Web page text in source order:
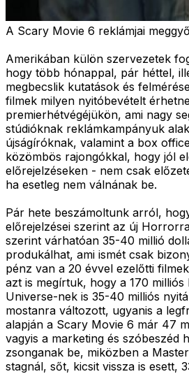
A Scary Movie 6 reklámjai
Amerikában külön szervezetek
hogy több hónappal, pár héttel,
megbecslik kutatások és
filmek milyen nyitóbevételt
premierhétvégéjükön, ami nagy
stúdióknak reklámkampányuk
újságíróknak, valamint a box
közömbös rajongókkal, hogy jól
előrejelzéseken - nem csak
ha esetleg nem válnának be.
Pár hete beszámoltunk arról,
előrejelzései szerint az új
szerint várhatóan 35-40 millió
produkálhat, ami ismét csak
pénz van a 20 évvel ezelőtti
azt is megírtuk, hogy a 170
Universe-nek is 35-40 milliós
mostanra változott, ugyanis a
alapján a Scary Movie 6 már 47
vagyis a marketing és szóbeszéd
zsonganak be, miközben a
stagnál, sőt, kicsit vissza is esett,